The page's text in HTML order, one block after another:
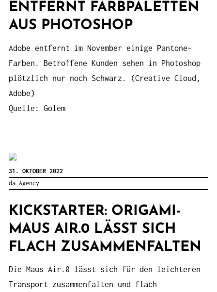
ENTFERNT FARBPALETTEN
AUS PHOTOSHOP
Adobe entfernt im November einige Pantone-
Farben. Betroffene Kunden sehen in Photoshop
plötzlich nur noch Schwarz. (Creative Cloud,
Adobe)
Quelle: Golem
31. OKTOBER 2022
da Agency
KICKSTARTER: ORIGAMI-
MAUS AIR.0 LÄSST SICH
FLACH ZUSAMMENFALTEN
Die Maus Air.0 lässt sich für den leichteren
Transport zusammenfalten und flach